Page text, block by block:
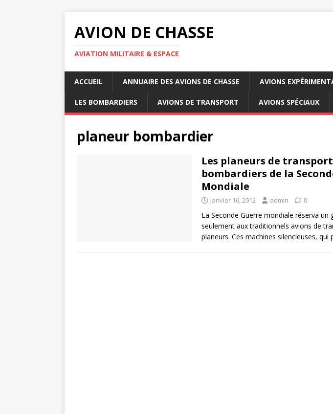
AVION DE CHASSE
AVIATION MILITAIRE & ESPACE
ACCUEIL ANNUAIRE DES AVIONS DE CHASSE AVIONS
LES BOMBARDIERS AVIONS DE TRANSPORT AVIONS SPÉCIAUX
planeur bombardier
Les planeurs de
bombardiers de la
Mondiale
janvier 16, 2012 admin 0
La Seconde Guerre mondiale réserva un
seulement aux traditionnels avions de
planeurs. Ces machines silencieuses,